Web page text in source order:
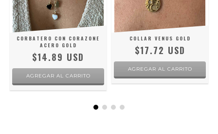
CORBATERO CON CORAZONE
ACERO GOLD
$14.89 USD
COLLAR VENUS GOLD
$17.72 USD